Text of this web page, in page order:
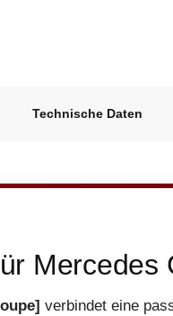
Technische Daten
Mercedes
verbindet eine